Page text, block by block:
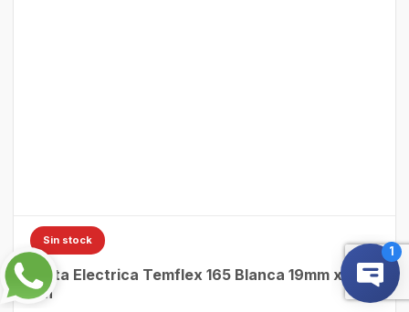
Sin stock
Cinta Electrica Temflex 165 Blanca 19mm x 9 m
3M